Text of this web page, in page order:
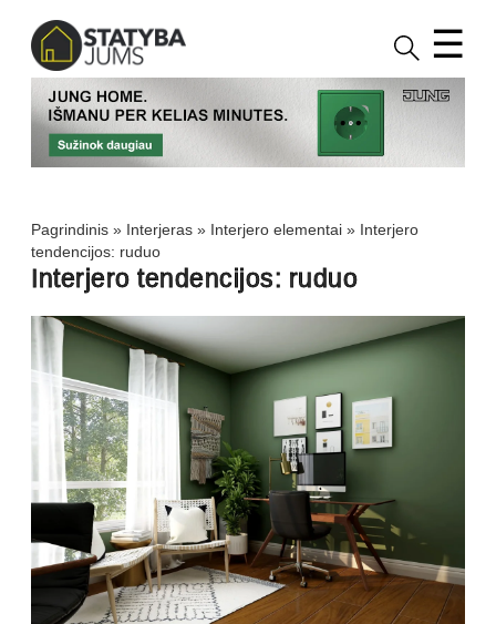
☰
Pagrindinis » Interjeras » Interjero elementai » Interjero
tendencijos: ruduo
Interjero tendencijos: ruduo